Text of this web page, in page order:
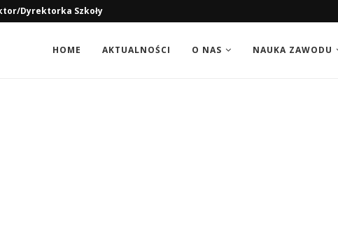
HOME AKTUALNOŚCI O NAS NAUKA ZAWODU